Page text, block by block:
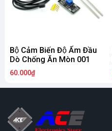
Bộ Cảm Biến Độ Ẩm Đầu
Dò Chống Ăn Mòn 001
60.000₫